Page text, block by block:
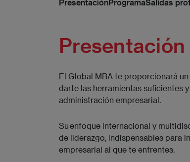
PresentaciónProgramaSalidas
Presentación
El Global MBA te proporcionará
darte las herramientas suficientes
administración empresarial.
Su enfoque internacional y
de liderazgo, indispensables para
empresarial al que te enfrentes.